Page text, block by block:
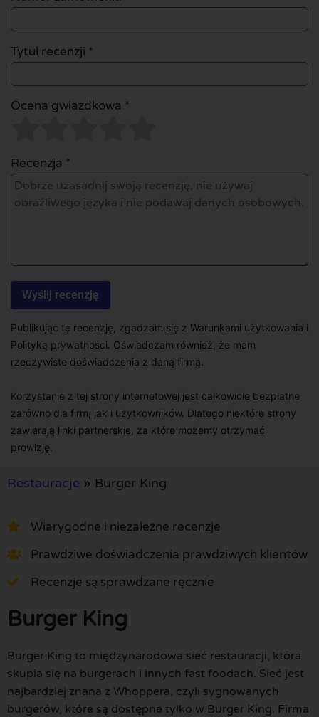
Tytuł recenzji *
Ocena gwiazdkowa *
Recenzja *
Publikując tę recenzję, zgadzam się z Warunkami użytkowania i
Polityką prywatności. Oświadczam również, że mam
rzeczywiste doświadczenia z daną firmą.
Korzystanie z tej strony internetowej jest całkowicie bezpłatne
zarówno dla firm, jak i użytkowników. Dlatego niektóre strony
zawierają linki partnerskie, za które możemy otrzymać
prowizję.
Restauracje » Burger King
Wiarygodne i niezależne recenzje
Prawdziwe doświadczenia prawdziwych klientów
Recenzje są sprawdzane ręcznie
Burger King
Burger King to międzynarodowa sieć restauracji, która
skupia się na burgerach i innych fast foodach. Sieć jest
najbardziej znana z Whoppera, czyli sygnowanych
burgerów, które są dostępne tylko w Burger King. Firma